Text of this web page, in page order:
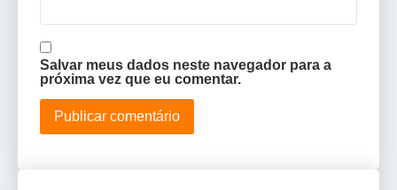
Salvar meus dados neste navegador para a
próxima vez que eu comentar.